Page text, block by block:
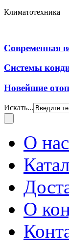
Климатотехника
Современная
Системы
Новейшие
Искать...
О нас
О